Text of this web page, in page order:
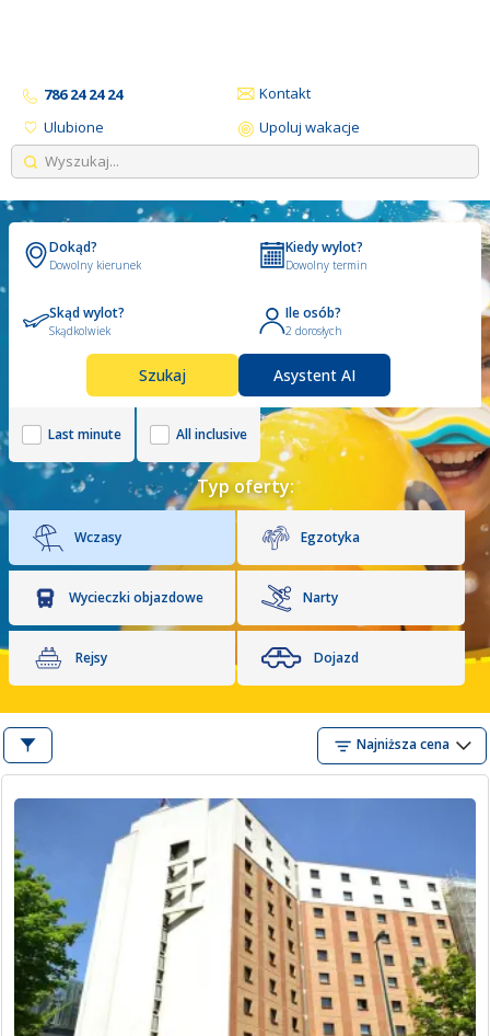
786 24 24 24
Kontakt
Ulubione
Upoluj wakacje
Dokąd?
Dowolny kierunek
Kiedy wylot?
Dowolny termin
Skąd wylot?
Skądkolwiek
Ile osób?
2 dorosłych
Szukaj Asystent AI
Last minute All inclusive
Typ oferty:
Wczasy Egzotyka
Wycieczki objazdowe Narty
Rejsy Dojazd
Najniższa cena